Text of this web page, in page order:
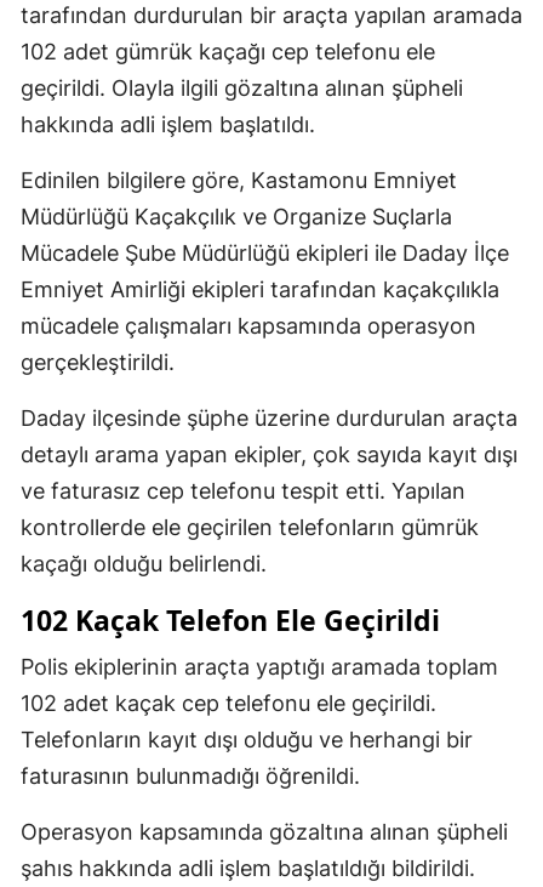
tarafından durdurulan bir araçta yapılan aramada
102 adet gümrük kaçağı cep telefonu ele
geçirildi. Olayla ilgili gözaltına alınan şüpheli
hakkında adli işlem başlatıldı.
Edinilen bilgilere göre, Kastamonu Emniyet
Müdürlüğü Kaçakçılık ve Organize Suçlarla
Mücadele Şube Müdürlüğü ekipleri ile Daday İlçe
Emniyet Amirliği ekipleri tarafından kaçakçılıkla
mücadele çalışmaları kapsamında operasyon
gerçekleştirildi.
Daday ilçesinde şüphe üzerine durdurulan araçta
detaylı arama yapan ekipler, çok sayıda kayıt dışı
ve faturasız cep telefonu tespit etti. Yapılan
kontrollerde ele geçirilen telefonların gümrük
kaçağı olduğu belirlendi.
102 Kaçak Telefon Ele Geçirildi
Polis ekiplerinin araçta yaptığı aramada toplam
102 adet kaçak cep telefonu ele geçirildi.
Telefonların kayıt dışı olduğu ve herhangi bir
faturasının bulunmadığı öğrenildi.
Operasyon kapsamında gözaltına alınan şüpheli
şahıs hakkında adli işlem başlatıldığı bildirildi.